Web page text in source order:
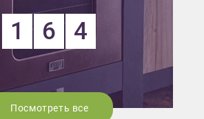
1 6 4
Посмотреть все